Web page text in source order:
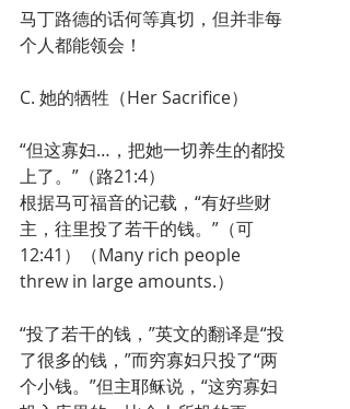
马丁路德的话何等真切，但并非每
个人都能领会！
C. 她的牺牲（Her Sacrifice）
“但这寡妇…，把她一切养生的都投
上了。”（路21:4）
根据马可福音的记载，“有好些财
主，往里投了若干的钱。”（可
12:41）（Many rich people
threw in large amounts.）
“投了若干的钱，”英文的翻译是“投
了很多的钱，”而穷寡妇只投了“两
个小钱。”但主耶稣说，“这穷寡妇